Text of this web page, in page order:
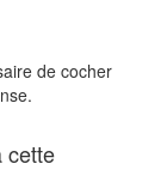
de cocher
cette